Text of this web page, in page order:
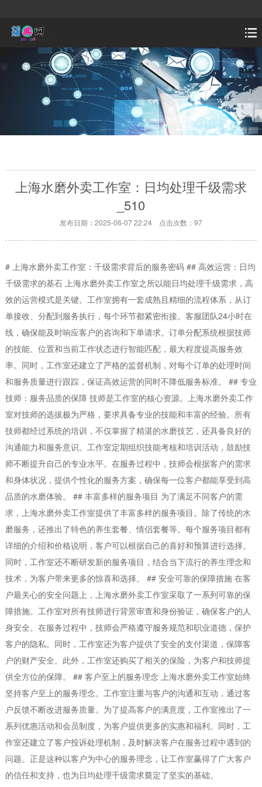
上海水磨外卖工作室：日均处理千级需求
_510
发布日期：2025-06-07 22:24 点击次数：97
# 上海水磨外卖工作室：千级需求背后的服务密码 ## 高效运营：日均
千级需求的基石 上海水磨外卖工作室之所以能日均处理千级需求，高
效的运营模式是关键。工作室拥有一套成熟且精细的流程体系，从订
单接收、分配到服务执行，每个环节都紧密衔接。客服团队24小时在
线，确保能及时响应客户的咨询和下单请求。订单分配系统根据技师
的技能、位置和当前工作状态进行智能匹配，最大程度提高服务效
率。同时，工作室还建立了严格的监督机制，对每个订单的处理时间
和服务质量进行跟踪，保证高效运营的同时不降低服务标准。 ## 专业
技师：服务品质的保障 技师是工作室的核心资源。上海水磨外卖工作
室对技师的选拔极为严格，要求具备专业的技能和丰富的经验。所有
技师都经过系统的培训，不仅掌握了精湛的水磨技艺，还具备良好的
沟通能力和服务意识。工作室定期组织技能考核和培训活动，鼓励技
师不断提升自己的专业水平。在服务过程中，技师会根据客户的需求
和身体状况，提供个性化的服务方案，确保每一位客户都能享受到高
品质的水磨体验。 ## 丰富多样的服务项目 为了满足不同客户的需
求，上海水磨外卖工作室提供了丰富多样的服务项目。除了传统的水
磨服务，还推出了特色的养生套餐、情侣套餐等。每个服务项目都有
详细的介绍和价格说明，客户可以根据自己的喜好和预算进行选择。
同时，工作室还不断研发新的服务项目，结合当下流行的养生理念和
技术，为客户带来更多的惊喜和选择。 ## 安全可靠的保障措施 在客
户最关心的安全问题上，上海水磨外卖工作室采取了一系列可靠的保
障措施。工作室对所有技师进行背景审查和身份验证，确保客户的人
身安全。在服务过程中，技师会严格遵守服务规范和职业道德，保护
客户的隐私。同时，工作室还为客户提供了安全的支付渠道，保障客
户的财产安全。此外，工作室还购买了相关的保险，为客户和技师提
供全方位的保障。 ## 客户至上的服务理念 上海水磨外卖工作室始终
坚持客户至上的服务理念。工作室注重与客户的沟通和互动，通过客
户反馈不断改进服务质量。为了提高客户的满意度，工作室推出了一
系列优惠活动和会员制度，为客户提供更多的实惠和福利。同时，工
作室还建立了客户投诉处理机制，及时解决客户在服务过程中遇到的
问题。正是这种以客户为中心的服务理念，让工作室赢得了广大客户
的信任和支持，也为日均处理千级需求奠定了坚实的基础。